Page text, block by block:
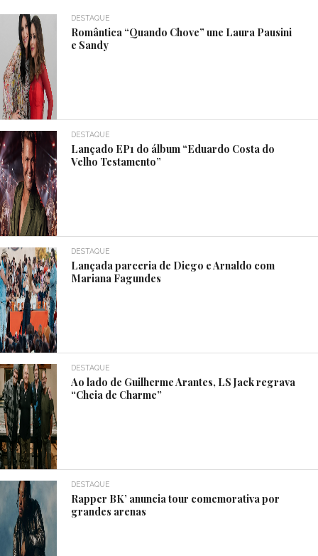
DESTAQUE
Romântica “Quando Chove” une Laura Pausini
e Sandy
DESTAQUE
Lançado EP1 do álbum “Eduardo Costa do
Velho Testamento”
DESTAQUE
Lançada parceria de Diego e Arnaldo com
Mariana Fagundes
DESTAQUE
Ao lado de Guilherme Arantes, LS Jack regrava
“Cheia de Charme”
DESTAQUE
Rapper BK’ anuncia tour comemorativa por
grandes arenas